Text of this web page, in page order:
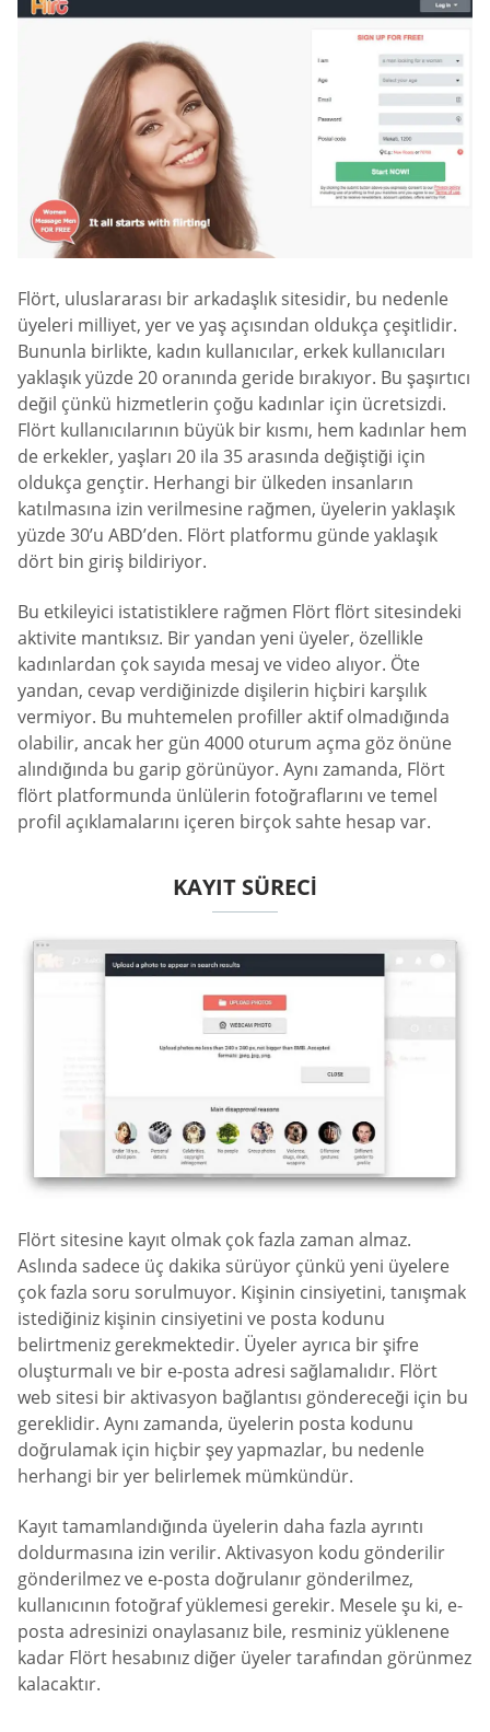
Flört, uluslararası bir arkadaşlık sitesidir, bu nedenle
üyeleri milliyet, yer ve yaş açısından oldukça çeşitlidir.
Bununla birlikte, kadın kullanıcılar, erkek kullanıcıları
yaklaşık yüzde 20 oranında geride bırakıyor. Bu şaşırtıcı
değil çünkü hizmetlerin çoğu kadınlar için ücretsizdi.
Flört kullanıcılarının büyük bir kısmı, hem kadınlar hem
de erkekler, yaşları 20 ila 35 arasında değiştiği için
oldukça gençtir. Herhangi bir ülkeden insanların
katılmasına izin verilmesine rağmen, üyelerin yaklaşık
yüzde 30’u ABD’den. Flört platformu günde yaklaşık
dört bin giriş bildiriyor.
Bu etkileyici istatistiklere rağmen Flört flört sitesindeki
aktivite mantıksız. Bir yandan yeni üyeler, özellikle
kadınlardan çok sayıda mesaj ve video alıyor. Öte
yandan, cevap verdiğinizde dişilerin hiçbiri karşılık
vermiyor. Bu muhtemelen profiller aktif olmadığında
olabilir, ancak her gün 4000 oturum açma göz önüne
alındığında bu garip görünüyor. Aynı zamanda, Flört
flört platformunda ünlülerin fotoğraflarını ve temel
profil açıklamalarını içeren birçok sahte hesap var.
KAYIT SÜRECI
Flört sitesine kayıt olmak çok fazla zaman almaz.
Aslında sadece üç dakika sürüyor çünkü yeni üyelere
çok fazla soru sorulmuyor. Kişinin cinsiyetini, tanışmak
istediğiniz kişinin cinsiyetini ve posta kodunu
belirtmeniz gerekmektedir. Üyeler ayrıca bir şifre
oluşturmalı ve bir e-posta adresi sağlamalıdır. Flört
web sitesi bir aktivasyon bağlantısı göndereceği için bu
gereklidir. Aynı zamanda, üyelerin posta kodunu
doğrulamak için hiçbir şey yapmazlar, bu nedenle
herhangi bir yer belirlemek mümkündür.
Kayıt tamamlandığında üyelerin daha fazla ayrıntı
doldurmasına izin verilir. Aktivasyon kodu gönderilir
gönderilmez ve e-posta doğrulanır gönderilmez,
kullanıcının fotoğraf yüklemesi gerekir. Mesele şu ki, e-
posta adresinizi onaylasanız bile, resminiz yüklenene
kadar Flört hesabınız diğer üyeler tarafından görünmez
kalacaktır.